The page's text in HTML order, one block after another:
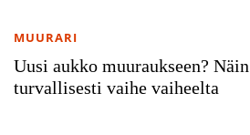
Uusi aukko muuraukseen?
turvallisesti vaihe vaiheelta
MUURARI